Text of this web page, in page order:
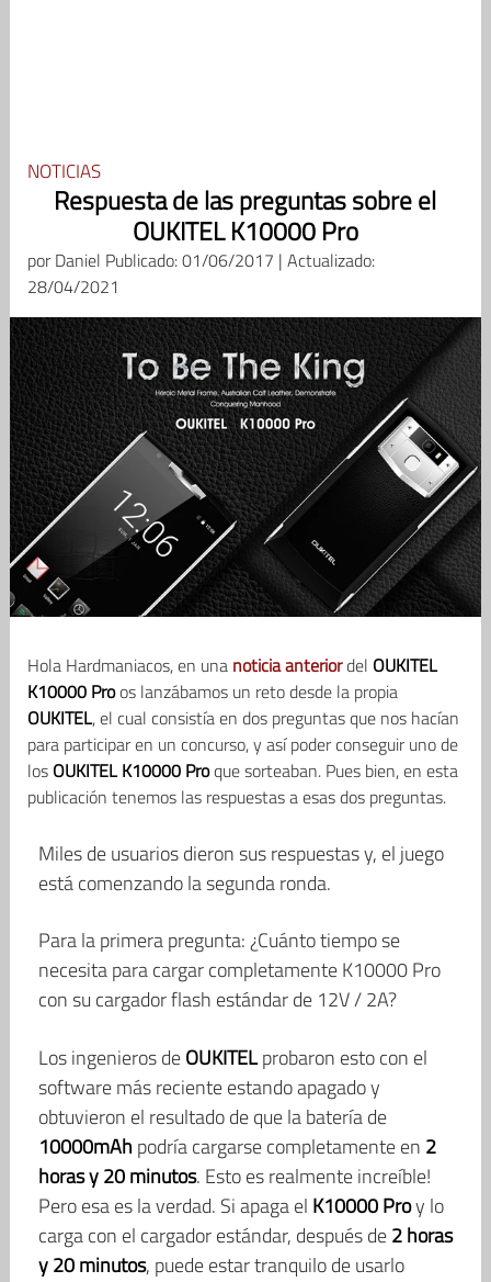
NOTICIAS
Respuesta de las preguntas sobre el
OUKITEL K10000 Pro
porDaniel Publicado: 01/06/2017 | Actualizado:
28/04/2021
Hola Hardmaniacos, en una noticia anteriordel OUKITEL
K10000 Proos lanzábamos un reto desde la propia
OUKITEL, el cual consistía en dos preguntas que nos hacían
para participar en un concurso, y así poder conseguir uno de
los OUKITEL K10000 Proque sorteaban. Pues bien, en esta
publicación tenemos las respuestas a esas dos preguntas.
Miles de usuarios dieron sus respuestas y, el juego
está comenzando la segunda ronda.
Para la primera pregunta: ¿Cuánto tiempo se
necesita para cargar completamente K10000 Pro
con su cargador flash estándar de 12V / 2A?
Los ingenieros deOUKITELprobaron esto con el
software más reciente estando apagado y
obtuvieron el resultado de que la batería de
10000mAh podría cargarse completamente en 2
horas y 20 minutos. Esto es realmente increíble!
Pero esa es la verdad. Si apaga el K10000 Proy lo
carga con el cargador estándar, después de2 horas
y 20 minutos, puede estar tranquilo de usarlo